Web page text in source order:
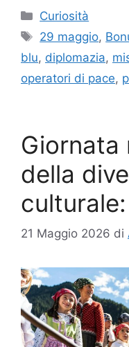
Categorie
Curiosità
Tag
29 maggio,
blu, diplomazia,
operatori di pace,
Giornata
della
21 Maggio 2026 di